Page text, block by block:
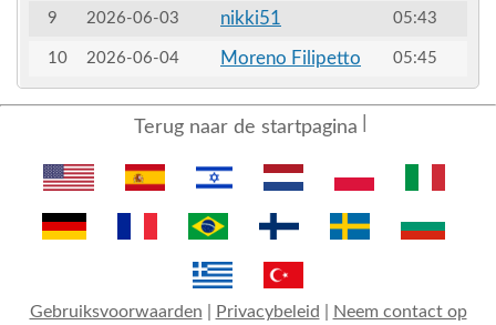
9 2026-06-03 nikki51 05:43
10 2026-06-04 Moreno Filipetto 05:45
Terug naar de startpagina
Gebruiksvoorwaarden Privacybeleid Neem contact op